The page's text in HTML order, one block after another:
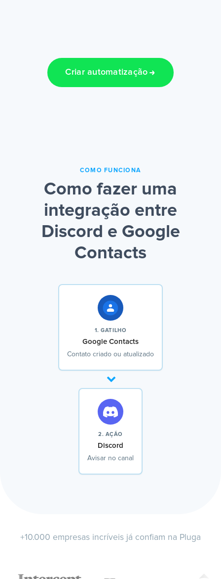
Criar automatização
COMO FUNCIONA
Como fazer uma
integração entre
Discord e Google
Contacts
1. GATILHO
Google Contacts
Contato criado ou atualizado
2. AÇÃO
Discord
Avisar no canal
+10.000 empresas incríveis já confiam na Pluga